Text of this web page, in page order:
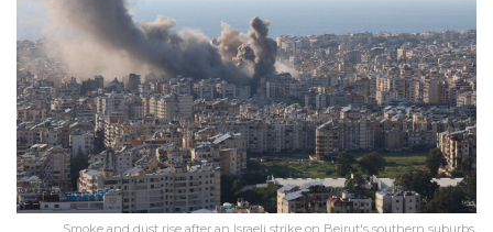
Smoke and dust rise after an Israeli strike on Beirut's southern suburbs,